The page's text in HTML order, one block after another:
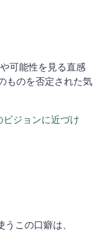
可能性を見る直感
ものを否定された気
ビジョンに近づけ
この口癖は、